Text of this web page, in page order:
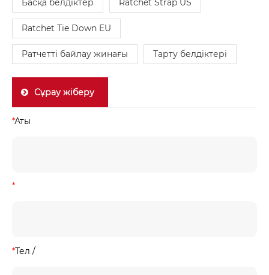
Басқа белдіктер Ratchet Strap US
Ratchet Tie Down EU
Ратчетті байлау жинағы Тарту белдіктері
Сұрау жіберу
*Аты
*
*Тел /